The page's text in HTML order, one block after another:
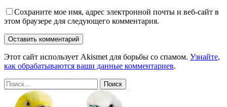
Сохраните мое имя, адрес электронной почты и веб-сайт в
этом браузере для следующего комментария.
Этот сайт использует Akismet для борьбы со спамом. Узнайте,
как обрабатываются ваши данные комментариев.